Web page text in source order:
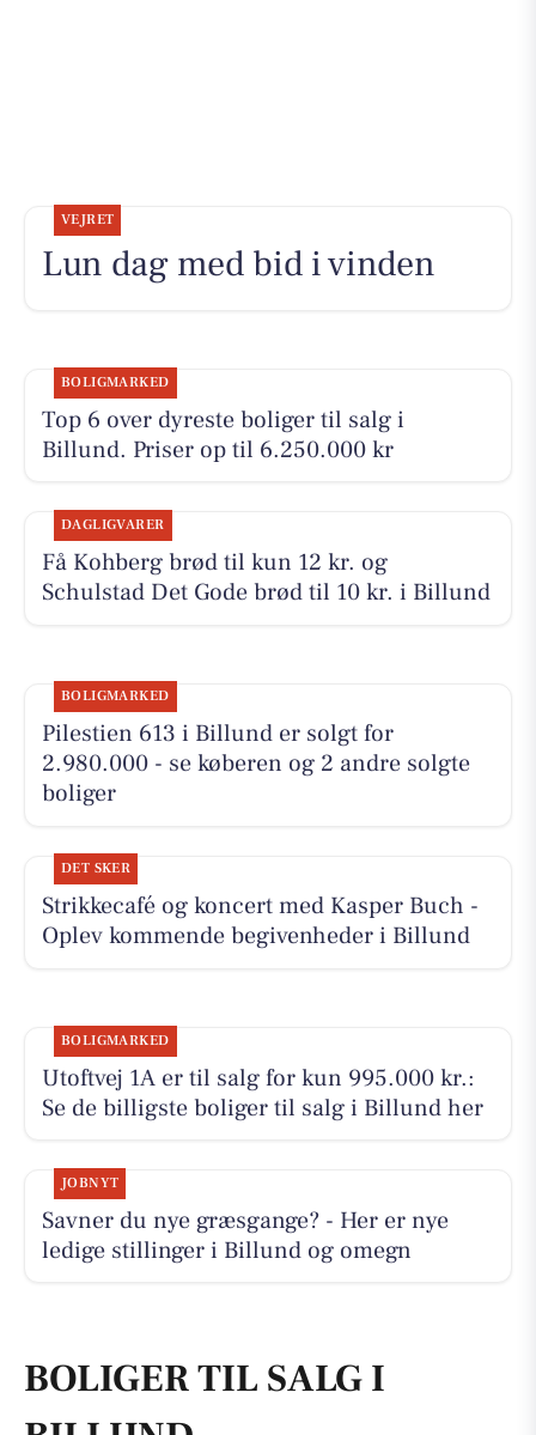
VEJRET
Lun dag med bid i vinden
BOLIGMARKED
Top 6 over dyreste boliger til salg i
Billund. Priser op til 6.250.000 kr
DAGLIGVARER
Få Kohberg brød til kun 12 kr. og
Schulstad Det Gode brød til 10 kr. i Billund
BOLIGMARKED
Pilestien 613 i Billund er solgt for
2.980.000 - se køberen og 2 andre solgte
boliger
DET SKER
Strikkecafé og koncert med Kasper Buch -
Oplev kommende begivenheder i Billund
BOLIGMARKED
Utoftvej 1A er til salg for kun 995.000 kr.:
Se de billigste boliger til salg i Billund her
JOBNYT
Savner du nye græsgange? - Her er nye
ledige stillinger i Billund og omegn
BOLIGER TIL SALG I